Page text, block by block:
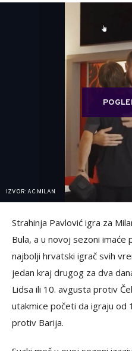
IZVOR: AC MILAN
Strahinja Pavlović igra za
Bula, a u novoj sezoni imaće
najbolji hrvatski igrač svih
jedan kraj drugog za dva
Lidsa ili 10. avgusta protiv
utakmice početi da igraju od
protiv Barija.